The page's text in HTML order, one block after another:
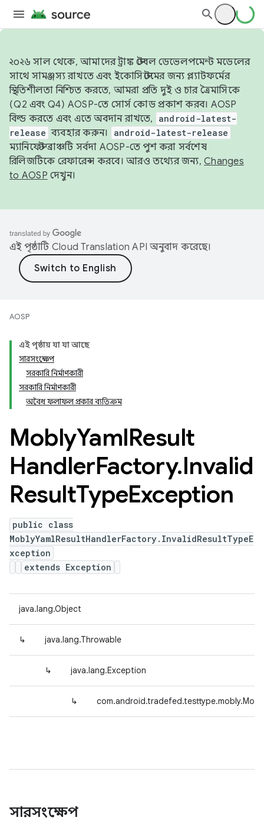
২০২৬ সাল থেকে, আমাদের ট্রাঙ্ক স্টেবল ডেভেলপমেন্ট মডেলের
সাথে সামঞ্জস্য রাখতে এবং ইকোসিস্টেমের জন্য প্ল্যাটফর্মের
স্থিতিশীলতা নিশ্চিত করতে, আমরা প্রতি দুই ও চার ত্রৈমাসিকে
(Q2 এবং Q4) AOSP-তে সোর্স কোড প্রকাশ করব। AOSP
বিল্ড করতে এবং এতে অবদান রাখতে,
android-latest-
release ব্যবহার করুন। android-latest-release
ম্যানিফেস্ট ব্রাঞ্চটি সর্বদা AOSP-তে পুশ করা সর্বশেষ
রিলিজটিকে রেফারেন্স করবে। আরও তথ্যের জন্য, Changes
to AOSP দেখুন।
এই পৃষ্ঠাটি Cloud Translation API অনুবাদ করেছে।
AOSP
এই পৃষ্ঠায় যা যা আছে
সারসংক্ষেপ
সরকারি নির্মাণকারী
সরকারি নির্মাণকারী
অবৈধ ফলাফল প্রকার ব্যতিক্রম
MoblyYamlResult
HandlerFactory.Invalid
ResultTypeException
public class
MoblyYamlResultHandlerFactory.InvalidResultTypeE
xception
extends Exception
java.lang.Object
↳ java.lang.Throwable
↳ java.lang.Exception
↳
সারসংক্ষেপ